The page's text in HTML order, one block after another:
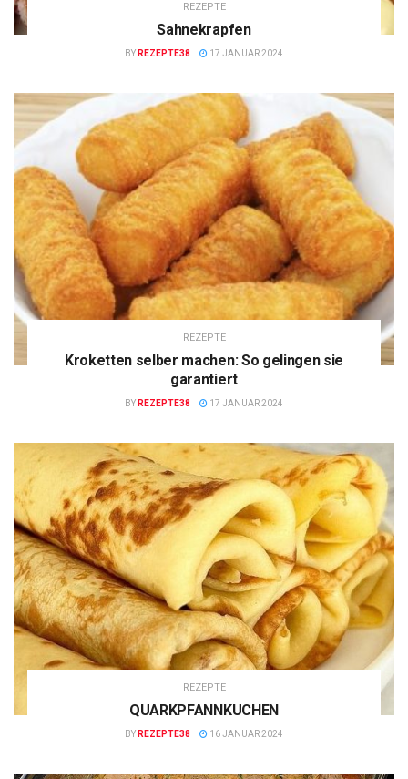
REZEPTE
Sahnekrapfen
BY REZEPTE38 17 JANUAR 2024
REZEPTE
Kroketten selber machen: So gelingen sie
garantiert
BY REZEPTE38 17 JANUAR 2024
REZEPTE
QUARKPFANNKUCHEN
BY REZEPTE38 16 JANUAR 2024